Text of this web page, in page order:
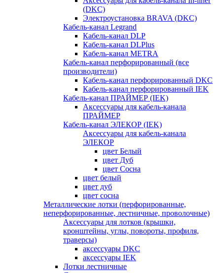
(DKC)
Электроустановка BRAVA (DKC)
Кабель-канал Legrand
Кабель-канал DLP
Кабель-канал DLPlus
Кабель-канал METRA
Кабель-канал перфорированный (все
производители)
Кабель-канал перфорированный DKC
Кабель-канал перфорированный IEK
Кабель-канал ПРАЙМЕР (IEK)
Аксессуары для кабель-канала
ПРАЙМЕР
Кабель-канал ЭЛЕКОР (IEK)
Аксессуары для кабель-канала
ЭЛЕКОР
цвет Белый
цвет Дуб
цвет Сосна
цвет белый
цвет дуб
цвет сосна
Металлические лотки (перфорированные,
неперфорированные, лестничные, проволочные)
Аксессуары для лотков (крышки,
кронштейны, углы, повороты, профиля,
траверсы)
аксессуары DKC
аксессуары IEK
Лотки лестничные